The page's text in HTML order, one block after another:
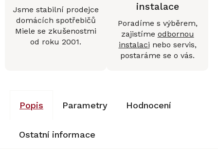
Jsme stabilní prodejce
domácích spotřebičů
Miele se zkušenostmi
od roku 2001.
instalace
Poradíme s výběrem,
zajistíme odbornou
instalaci nebo servis,
postaráme se o vás.
Popis Parametry Hodnocení
Ostatní informace